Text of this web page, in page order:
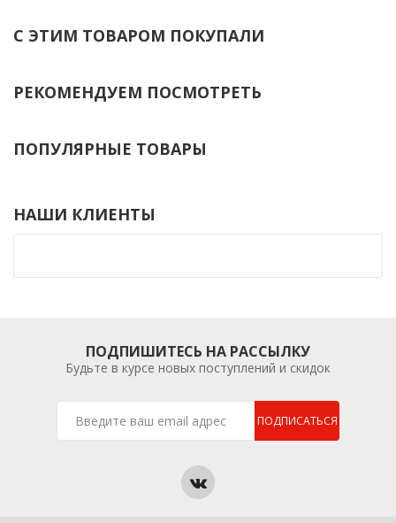
С ЭТИМ ТОВАРОМ ПОКУПАЛИ
РЕКОМЕНДУЕМ ПОСМОТРЕТЬ
ПОПУЛЯРНЫЕ ТОВАРЫ
НАШИ КЛИЕНТЫ
ПОДПИШИТЕСЬ НА РАССЫЛКУ
Будьте в курсе новых поступлений и скидок
ПОДПИСАТЬСЯ